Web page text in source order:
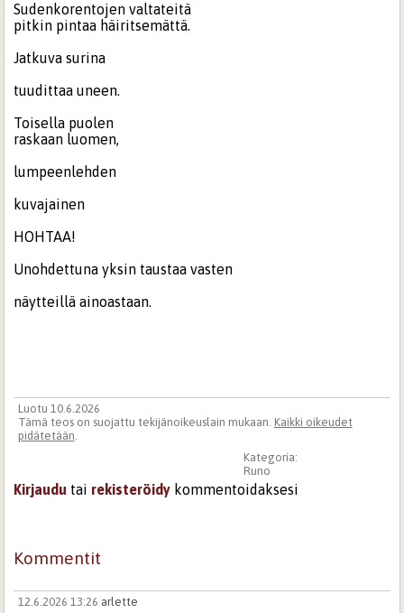
Sudenkorentojen valtateitä
pitkin pintaa häiritsemättä.
Jatkuva surina
tuudittaa uneen.
Toisella puolen
raskaan luomen,
lumpeenlehden
kuvajainen
HOHTAA!
Unohdettuna yksin taustaa vasten
näytteillä ainoastaan.
Luotu 10.6.2026
Tämä teos on suojattu tekijänoikeuslain mukaan. Kaikki oikeudet
pidätetään.
Kategoria:
Runo
Kirjaudu tai rekisteröidy kommentoidaksesi
Kommentit
12.6.2026 13:26 arlette